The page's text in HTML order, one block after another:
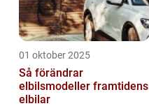
01 oktober 2025
Så förändrar
elbilsmodeller framtidens
elbilar